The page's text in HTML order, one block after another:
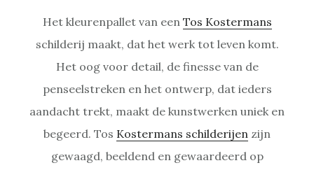
Het kleurenpallet van een Tos Kostermans
schilderij maakt, dat het werk tot leven komt.
Het oog voor detail, de finesse van de
penseelstreken en het ontwerp, dat ieders
aandacht trekt, maakt de kunstwerken uniek en
begeerd. Tos Kostermans schilderijen zijn
gewaagd, beeldend en gewaardeerd op